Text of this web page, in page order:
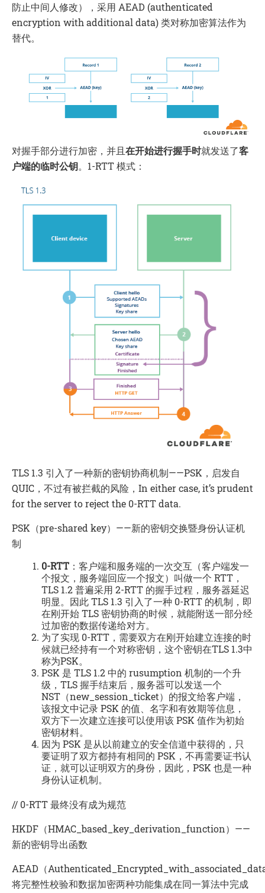
防止中间人修改），采用 AEAD (authenticated
encryption with additional data) 类对称加密算法作为
替代。
对握手部分进行加密，并且在开始进行握手时就发送了客
户端的临时公钥。1-RTT 模式：
TLS 1.3 引入了一种新的密钥协商机制——PSK，启发自
QUIC，不过有被拦截的风险，In either case, it’s prudent
for the server to reject the 0-RTT data.
PSK（pre-shared key）——新的密钥交换暨身份认证机
制
0-RTT ：客户端和服务端的一次交互（客户端发一
个报文，服务端回应一个报文）叫做一个 RTT，
TLS 1.2 普遍采用 2-RTT 的握手过程，服务器延迟
明显。因此 TLS 1.3 引入了一种 0-RTT 的机制，即
在刚开始 TLS 密钥协商的时候，就能附送一部分经
过加密的数据传递给对方。
为了实现 0-RTT，需要双方在刚开始建立连接的时
候就已经持有一个对称密钥，这个密钥在TLS 1.3中
称为PSK。
PSK 是 TLS 1.2 中的 rusumption 机制的一个升
级，TLS 握手结束后，服务器可以发送一个
NST（new_session_ticket）的报文给客户端，
该报文中记录 PSK 的值、名字和有效期等信息，
双方下一次建立连接可以使用该 PSK 值作为初始
密钥材料。
因为 PSK 是从以前建立的安全信道中获得的，只
要证明了双方都持有相同的 PSK，不再需要证书认
证，就可以证明双方的身份，因此，PSK 也是一种
身份认证机制。
// 0-RTT 最终没有成为规范
HKDF（HMAC_based_key_derivation_function）——
新的密钥导出函数
AEAD（
将完整性校验和数据加密两种功能集成在同一算法中完成